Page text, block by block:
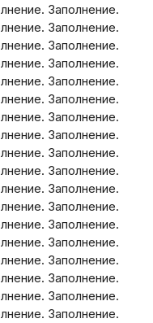
Заполнение.
Заполнение.
Заполнение.
Заполнение.
Заполнение.
Заполнение.
Заполнение.
Заполнение.
Заполнение.
Заполнение.
Заполнение.
Заполнение.
Заполнение.
Заполнение.
Заполнение.
Заполнение.
Заполнение.
Заполнение.